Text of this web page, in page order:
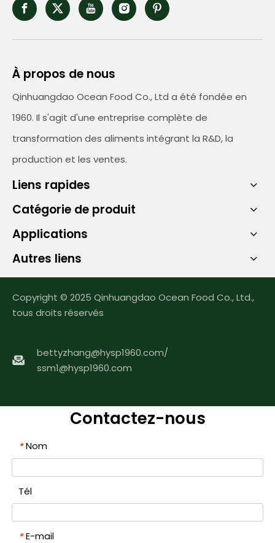
À propos de nous
Qinhuangdao Ocean Food Co., Ltd a été fondée en
1960. Il s'agit d'une entreprise complète de
transformation des aliments intégrant la R&D, la
production et les ventes.
Liens rapides
Catégorie de produit
Applications
Autres liens
Copyright © 2025 Qinhuangdao Ocean Food Co., Ltd.,
tous droits réservés
bettyzhang@hysp1960.com/
ssm1@hysp1960.com
Contactez-nous
* Nom
Tél
* E-mail